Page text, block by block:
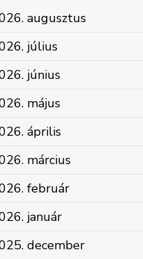
augusztus
július
június
május
április
március
február
január
december